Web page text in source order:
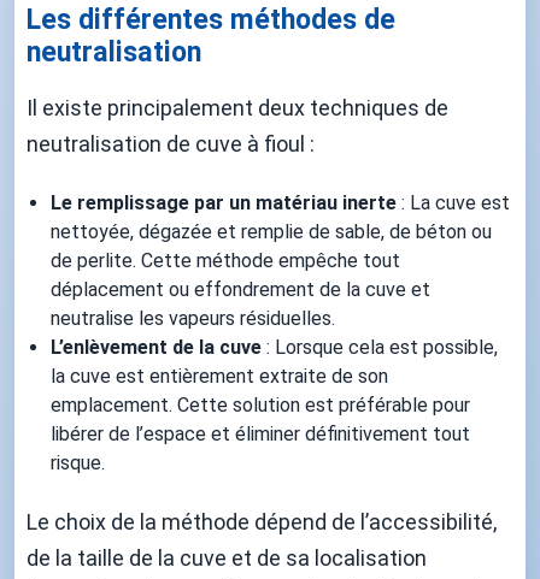
Les différentes méthodes de
neutralisation
Il existe principalement deux techniques de
neutralisation de cuve à fioul :
Le remplissage par un matériau inerte : La cuve est
nettoyée, dégazée et remplie de sable, de béton ou
de perlite. Cette méthode empêche tout
déplacement ou effondrement de la cuve et
neutralise les vapeurs résiduelles.
L’enlèvement de la cuve : Lorsque cela est possible,
la cuve est entièrement extraite de son
emplacement. Cette solution est préférable pour
libérer de l’espace et éliminer définitivement tout
risque.
Le choix de la méthode dépend de l’accessibilité,
de la taille de la cuve et de sa localisation